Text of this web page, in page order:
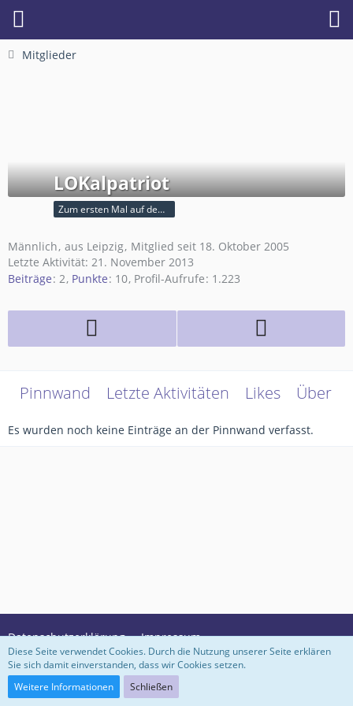
Mitglieder
LOKalpatriot
Zum ersten Mal auf dem Platz
Männlich aus Leipzig Mitglied seit 18. Oktober 2005
Letzte Aktivität: 21. November 2013
Beiträge 2 Punkte 10 Profil-Aufrufe 1.223
Pinnwand Letzte Aktivitäten Likes Über
Es wurden noch keine Einträge an der Pinnwand verfasst.
Datenschutzerklärung Impressum
Community-Software:
Diese Seite verwendet Cookies. Durch die Nutzung unserer Seite erklären
Sie sich damit einverstanden, dass wir Cookies setzen.
Weitere Informationen
Schließen